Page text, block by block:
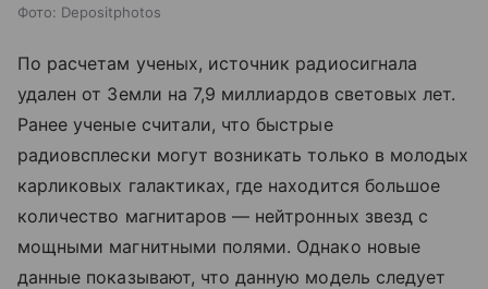
Фото: Depositphotos
По расчетам ученых, источник радиосигнала
удален от Земли на 7,9 миллиардов световых лет.
Ранее ученые считали, что быстрые
радиовсплески могут возникать только в молодых
карликовых галактиках, где находится большое
количество магнитаров — нейтронных звезд с
мощными магнитными полями. Однако новые
данные показывают, что данную модель следует